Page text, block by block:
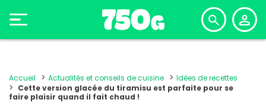
Accueil Actualités et conseils de cuisine
Idées de recettes
Cette version glacée du tiramisu est parfaite pour se
faire plaisir quand il fait chaud !